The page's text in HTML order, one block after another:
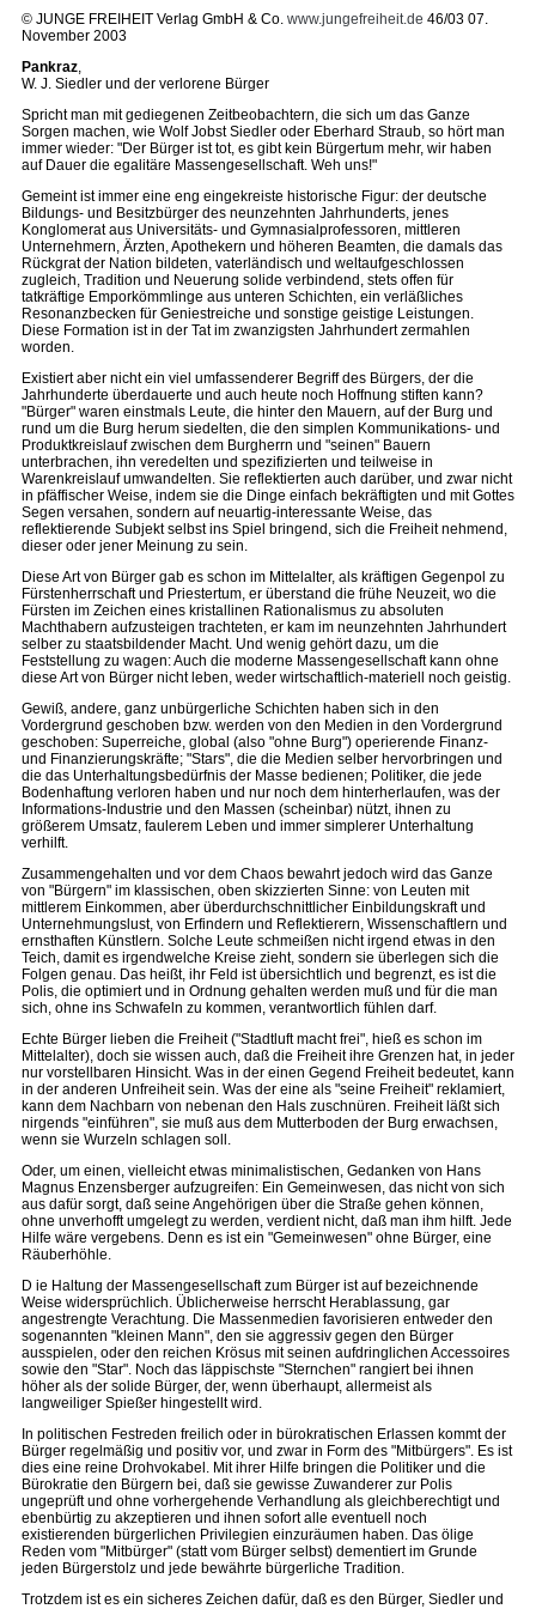
© JUNGE FREIHEIT Verlag GmbH & Co. www.jungefreiheit.de 46/03 07.
November 2003
Pankraz,
W. J. Siedler und der verlorene Bürger
Spricht man mit gediegenen Zeitbeobachtern, die sich um das Ganze
Sorgen machen, wie Wolf Jobst Siedler oder Eberhard Straub, so hört man
immer wieder: "Der Bürger ist tot, es gibt kein Bürgertum mehr, wir haben
auf Dauer die egalitäre Massengesellschaft. Weh uns!"
Gemeint ist immer eine eng eingekreiste historische Figur: der deutsche
Bildungs- und Besitzbürger des neunzehnten Jahrhunderts, jenes
Konglomerat aus Universitäts- und Gymnasialprofessoren, mittleren
Unternehmern, Ärzten, Apothekern und höheren Beamten, die damals das
Rückgrat der Nation bildeten, vaterländisch und weltaufgeschlossen
zugleich, Tradition und Neuerung solide verbindend, stets offen für
tatkräftige Emporkömmlinge aus unteren Schichten, ein verläßliches
Resonanzbecken für Geniestreiche und sonstige geistige Leistungen.
Diese Formation ist in der Tat im zwanzigsten Jahrhundert zermahlen
worden.
Existiert aber nicht ein viel umfassenderer Begriff des Bürgers, der die
Jahrhunderte überdauerte und auch heute noch Hoffnung stiften kann?
"Bürger" waren einstmals Leute, die hinter den Mauern, auf der Burg und
rund um die Burg herum siedelten, die den simplen Kommunikations- und
Produktkreislauf zwischen dem Burgherrn und "seinen" Bauern
unterbrachen, ihn veredelten und spezifizierten und teilweise in
Warenkreislauf umwandelten. Sie reflektierten auch darüber, und zwar nicht
in pfäffischer Weise, indem sie die Dinge einfach bekräftigten und mit Gottes
Segen versahen, sondern auf neuartig-interessante Weise, das
reflektierende Subjekt selbst ins Spiel bringend, sich die Freiheit nehmend,
dieser oder jener Meinung zu sein.
Diese Art von Bürger gab es schon im Mittelalter, als kräftigen Gegenpol zu
Fürstenherrschaft und Priestertum, er überstand die frühe Neuzeit, wo die
Fürsten im Zeichen eines kristallinen Rationalismus zu absoluten
Machthabern aufzusteigen trachteten, er kam im neunzehnten Jahrhundert
selber zu staatsbildender Macht. Und wenig gehört dazu, um die
Feststellung zu wagen: Auch die moderne Massengesellschaft kann ohne
diese Art von Bürger nicht leben, weder wirtschaftlich-materiell noch geistig.
Gewiß, andere, ganz unbürgerliche Schichten haben sich in den
Vordergrund geschoben bzw. werden von den Medien in den Vordergrund
geschoben: Superreiche, global (also "ohne Burg") operierende Finanz-
und Finanzierungskräfte; "Stars", die die Medien selber hervorbringen und
die das Unterhaltungsbedürfnis der Masse bedienen; Politiker, die jede
Bodenhaftung verloren haben und nur noch dem hinterherlaufen, was der
Informations-Industrie und den Massen (scheinbar) nützt, ihnen zu
größerem Umsatz, faulerem Leben und immer simplerer Unterhaltung
verhilft.
Zusammengehalten und vor dem Chaos bewahrt jedoch wird das Ganze
von "Bürgern" im klassischen, oben skizzierten Sinne: von Leuten mit
mittlerem Einkommen, aber überdurchschnittlicher Einbildungskraft und
Unternehmungslust, von Erfindern und Reflektierern, Wissenschaftlern und
ernsthaften Künstlern. Solche Leute schmeißen nicht irgend etwas in den
Teich, damit es irgendwelche Kreise zieht, sondern sie überlegen sich die
Folgen genau. Das heißt, ihr Feld ist übersichtlich und begrenzt, es ist die
Polis, die optimiert und in Ordnung gehalten werden muß und für die man
sich, ohne ins Schwafeln zu kommen, verantwortlich fühlen darf.
Echte Bürger lieben die Freiheit ("Stadtluft macht frei", hieß es schon im
Mittelalter), doch sie wissen auch, daß die Freiheit ihre Grenzen hat, in jeder
nur vorstellbaren Hinsicht. Was in der einen Gegend Freiheit bedeutet, kann
in der anderen Unfreiheit sein. Was der eine als "seine Freiheit" reklamiert,
kann dem Nachbarn von nebenan den Hals zuschnüren. Freiheit läßt sich
nirgends "einführen", sie muß aus dem Mutterboden der Burg erwachsen,
wenn sie Wurzeln schlagen soll.
Oder, um einen, vielleicht etwas minimalistischen, Gedanken von Hans
Magnus Enzensberger aufzugreifen: Ein Gemeinwesen, das nicht von sich
aus dafür sorgt, daß seine Angehörigen über die Straße gehen können,
ohne unverhofft umgelegt zu werden, verdient nicht, daß man ihm hilft. Jede
Hilfe wäre vergebens. Denn es ist ein "Gemeinwesen" ohne Bürger, eine
Räuberhöhle.
D ie Haltung der Massengesellschaft zum Bürger ist auf bezeichnende
Weise widersprüchlich. Üblicherweise herrscht Herablassung, gar
angestrengte Verachtung. Die Massenmedien favorisieren entweder den
sogenannten "kleinen Mann", den sie aggressiv gegen den Bürger
ausspielen, oder den reichen Krösus mit seinen aufdringlichen Accessoires
sowie den "Star". Noch das läppischste "Sternchen" rangiert bei ihnen
höher als der solide Bürger, der, wenn überhaupt, allermeist als
langweiliger Spießer hingestellt wird.
In politischen Festreden freilich oder in bürokratischen Erlassen kommt der
Bürger regelmäßig und positiv vor, und zwar in Form des "Mitbürgers". Es ist
dies eine reine Drohvokabel. Mit ihrer Hilfe bringen die Politiker und die
Bürokratie den Bürgern bei, daß sie gewisse Zuwanderer zur Polis
ungeprüft und ohne vorhergehende Verhandlung als gleichberechtigt und
ebenbürtig zu akzeptieren und ihnen sofort alle eventuell noch
existierenden bürgerlichen Privilegien einzuräumen haben. Das ölige
Reden vom "Mitbürger" (statt vom Bürger selbst) dementiert im Grunde
jeden Bürgerstolz und jede bewährte bürgerliche Tradition.
Trotzdem ist es ein sicheres Zeichen dafür, daß es den Bürger, Siedler und